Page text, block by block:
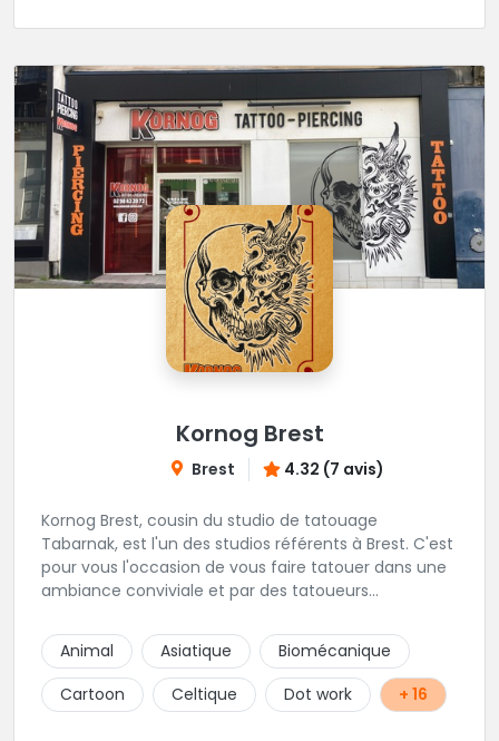
Kornog Brest
Brest 4.32 (7 avis)
Kornog Brest, cousin du studio de tatouage
Tabarnak, est l'un des studios référents à Brest. C'est
pour vous l'occasion de vous faire tatouer dans une
ambiance conviviale et par des tatoueurs
vous se fait uniquement en magasin ou par
téléphone au 02-98-43-39-73!
Animal Asiatique
Biomécanique
Cartoon
Celtique Dot work + 16